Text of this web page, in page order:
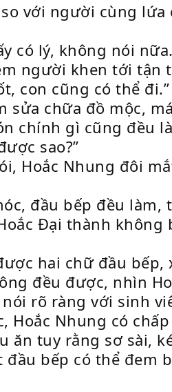
với người cùng
có lý, không nói nữa.
người khen tới tận
con cũng có thể đi.”
sửa chữa đồ mộc,
chính gì cũng đều
sao?”
Hoắc Nhung đôi
đầu bếp đều
Đại thành
hai chữ đầu
đều được, nhìn
rõ ràng với sinh
Hoắc Nhung có
ăn tuy rằng sơ sài,
đầu bếp có thể